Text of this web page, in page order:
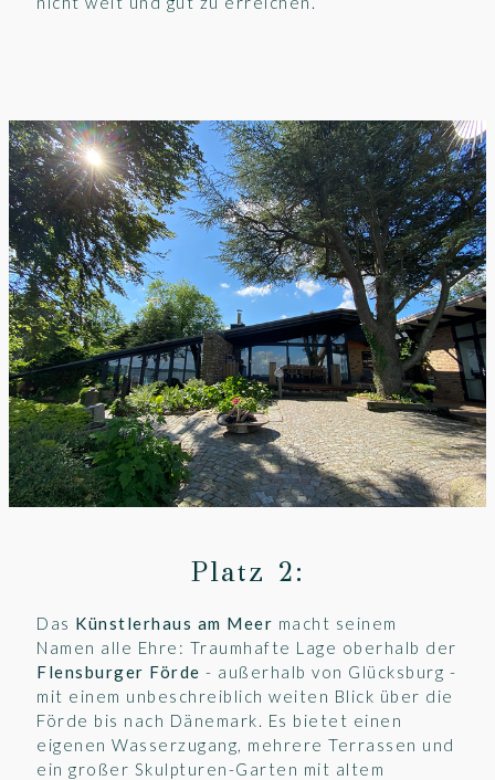
Platz 2:
Das Künstlerhaus am Meer macht seinem
Namen alle Ehre: Traumhafte Lage oberhalb der
Flensburger Förde - außerhalb von Glücksburg -
mit einem unbeschreiblich weiten Blick über die
Förde bis nach Dänemark. Es bietet einen
eigenen Wasserzugang, mehrere Terrassen und
ein großer Skulpturen-Garten mit altem